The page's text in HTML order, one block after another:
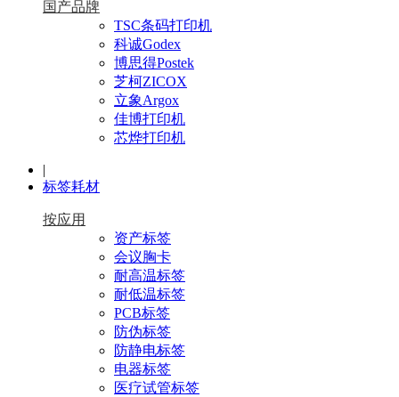
国产品牌
TSC条码打印机
科诚Godex
博思得Postek
芝柯ZICOX
立象Argox
佳博打印机
芯烨打印机
|
标签耗材
按应用
资产标签
会议胸卡
耐高温标签
耐低温标签
PCB标签
防伪标签
防静电标签
电器标签
医疗试管标签